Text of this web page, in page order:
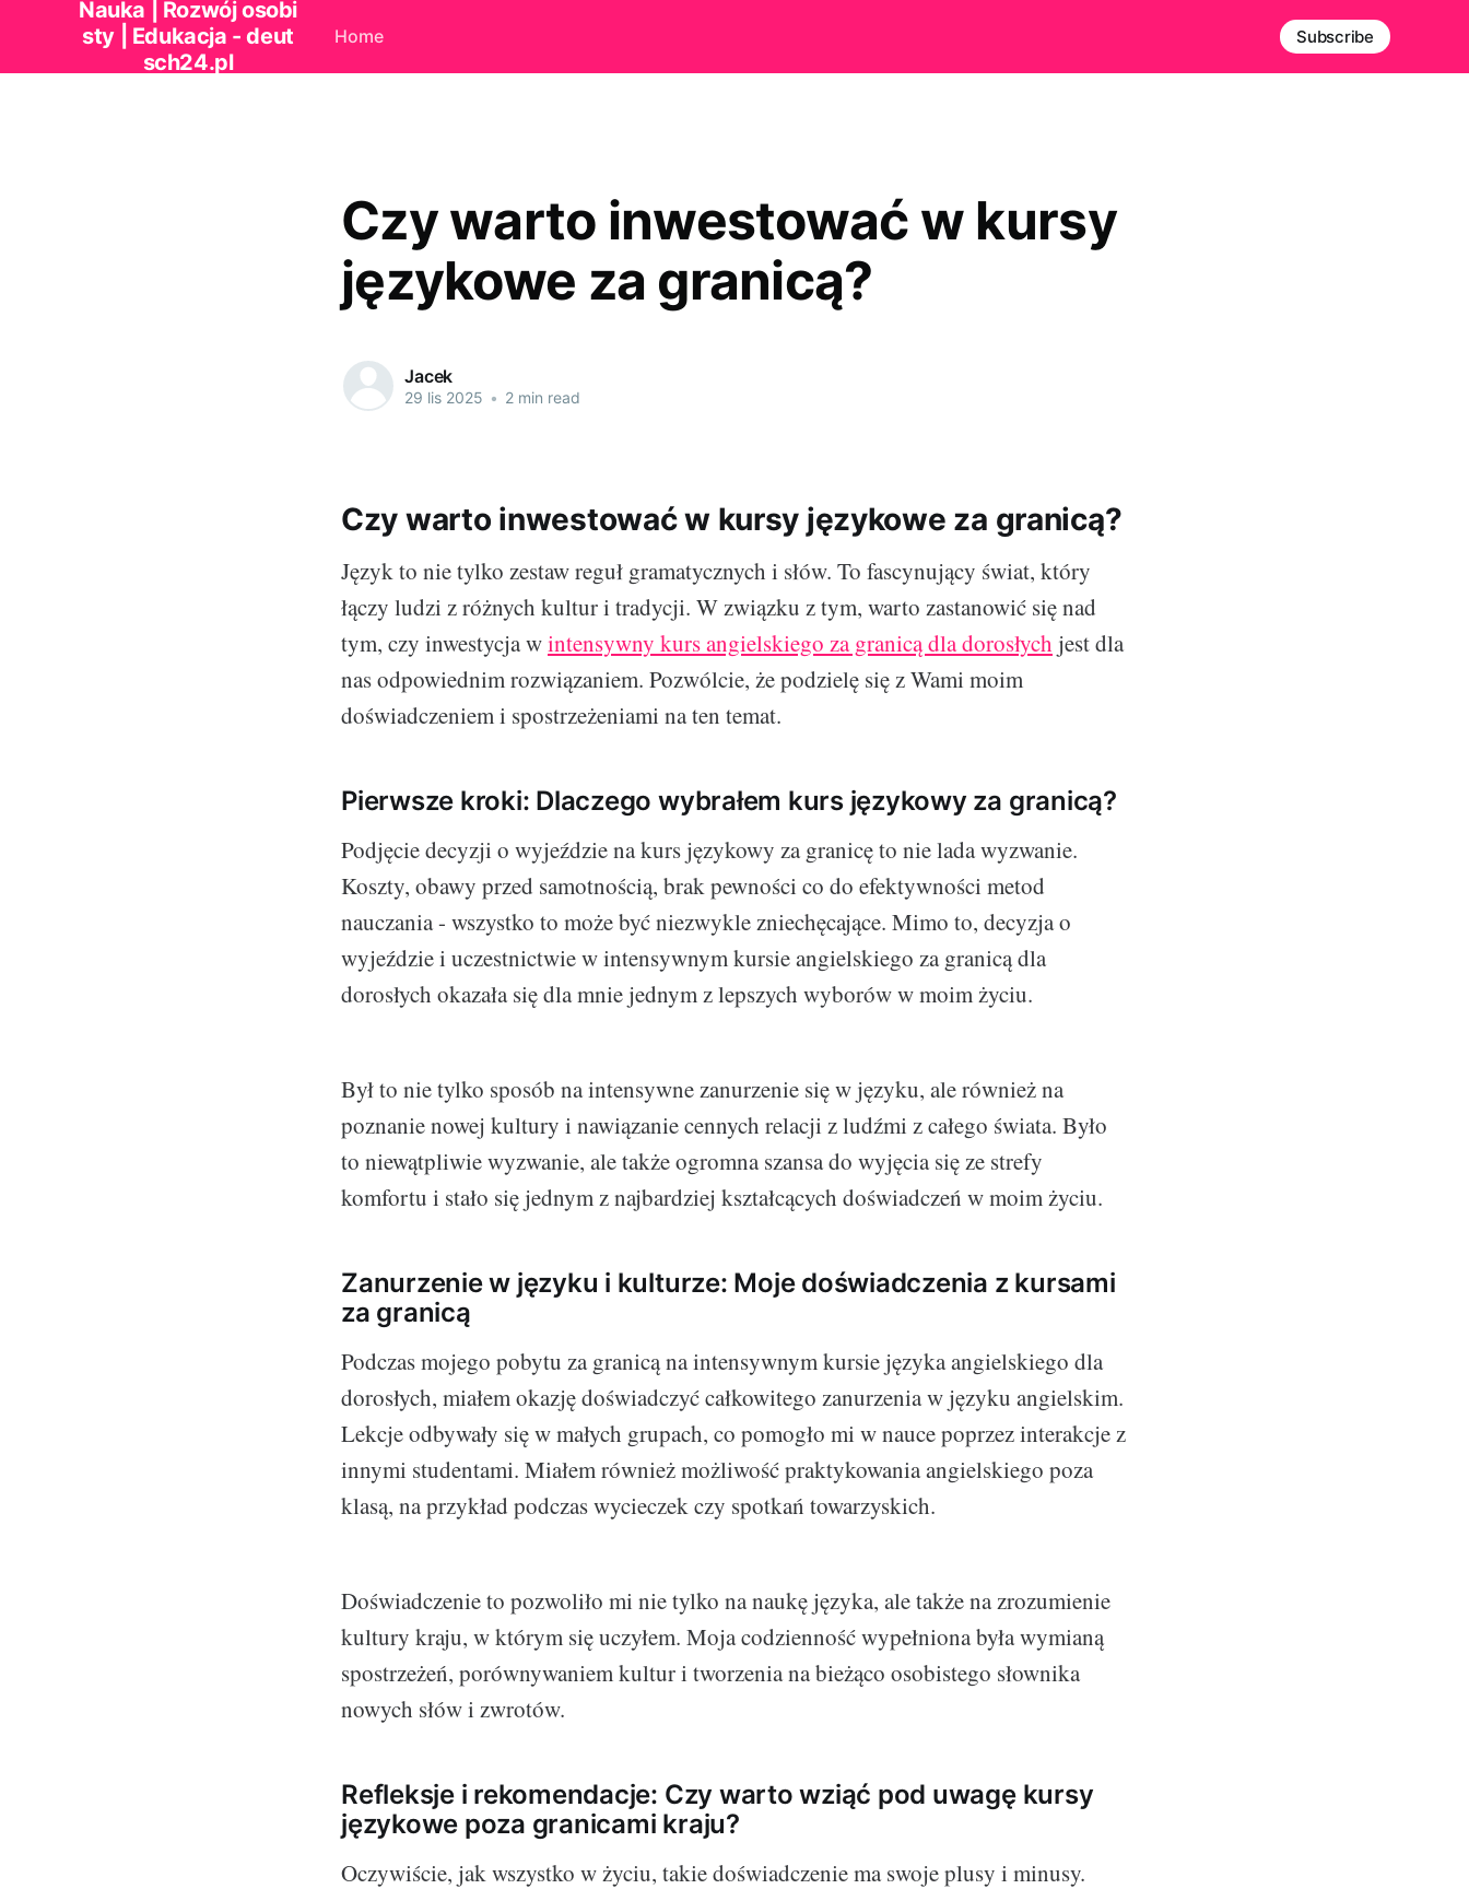
Nauka | Rozwój osobi
sty | Edukacja - deut
sch24.pl
Home Subscribe
Czy warto inwestować w kursy
językowe za granicą?
Jacek
29 lis 2025 • 2 min read
Czy warto inwestować w kursy językowe za granicą?
Język to nie tylko zestaw reguł gramatycznych i słów. To fascynujący świat, który
łączy ludzi z różnych kultur i tradycji. W związku z tym, warto zastanowić się nad
tym, czy inwestycja wintensywny kurs angielskiego za granicą dla dorosłych jest dla
nas odpowiednim rozwiązaniem. Pozwólcie, że podzielę się z Wami moim
doświadczeniem i spostrzeżeniami na ten temat.
Pierwsze kroki: Dlaczego wybrałem kurs językowy za granicą?
Podjęcie decyzji o wyjeździe na kurs językowy za granicę to nie lada wyzwanie.
Koszty, obawy przed samotnością, brak pewności co do efektywności metod
nauczania - wszystko to może być niezwykle zniechęcające. Mimo to, decyzja o
wyjeździe i uczestnictwie w intensywnym kursie angielskiego za granicą dla
dorosłych okazała się dla mnie jednym z lepszych wyborów w moim życiu.
Był to nie tylko sposób na intensywne zanurzenie się w języku, ale również na
poznanie nowej kultury i nawiązanie cennych relacji z ludźmi z całego świata. Było
to niewątpliwie wyzwanie, ale także ogromna szansa do wyjęcia się ze strefy
komfortu i stało się jednym z najbardziej kształcących doświadczeń w moim życiu.
Zanurzenie w języku i kulturze: Moje doświadczenia z kursami
za granicą
Podczas mojego pobytu za granicą na intensywnym kursie języka angielskiego dla
dorosłych, miałem okazję doświadczyć całkowitego zanurzenia w języku angielskim.
Lekcje odbywały się w małych grupach, co pomogło mi w nauce poprzez interakcje z
innymi studentami. Miałem również możliwość praktykowania angielskiego poza
klasą, na przykład podczas wycieczek czy spotkań towarzyskich.
Doświadczenie to pozwoliło mi nie tylko na naukę języka, ale także na zrozumienie
kultury kraju, w którym się uczyłem. Moja codzienność wypełniona była wymianą
spostrzeżeń, porównywaniem kultur i tworzenia na bieżąco osobistego słownika
nowych słów i zwrotów.
Refleksje i rekomendacje: Czy warto wziąć pod uwagę kursy
językowe poza granicami kraju?
Oczywiście, jak wszystko w życiu, takie doświadczenie ma swoje plusy i minusy.